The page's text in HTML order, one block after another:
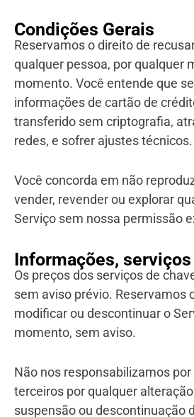
Condições Gerais
Reservamos o direito de
qualquer pessoa, por qualquer
momento. Você entende que
informações de cartão de
transferido sem criptografia,
redes, e sofrer ajustes técnicos.
Você concorda em não
vender, revender ou explorar
Serviço sem nossa permissão
Informações,
Os preços dos serviços de
sem aviso prévio. Reservamos
modificar ou descontinuar o
momento, sem aviso.
Não nos responsabilizamos
terceiros por qualquer
suspensão ou descontinuação